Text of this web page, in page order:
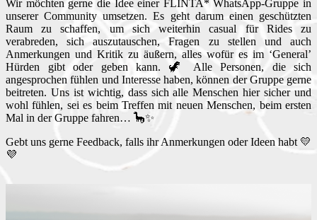
Wir möchten gerne die Idee einer FLINTA* WhatsApp-Gruppe in
unserer Community umsetzen. Es geht darum einen geschützten
Raum zu schaffen, um sich weiterhin casual für Rides zu
verabreden, sich auszutauschen, Fragen zu stellen und auch
Anmerkungen und Kritik zu äußern, alles wofür es im ‘General’
Hürden gibt oder geben kann. 🦖 Alle Personen, die sich
angesprochen fühlen und Interesse haben, können der Gruppe gerne
beitreten. Uns ist wichtig, dass sich alle Menschen hier sicher und
wohl fühlen, sei es beim Treffen mit neuen Menschen, beim ersten
Mal in der Gruppe fahren… 🦕✨
Gebt uns gerne Feedback, falls ihr Anmerkungen oder Ideen habt 💛
💜